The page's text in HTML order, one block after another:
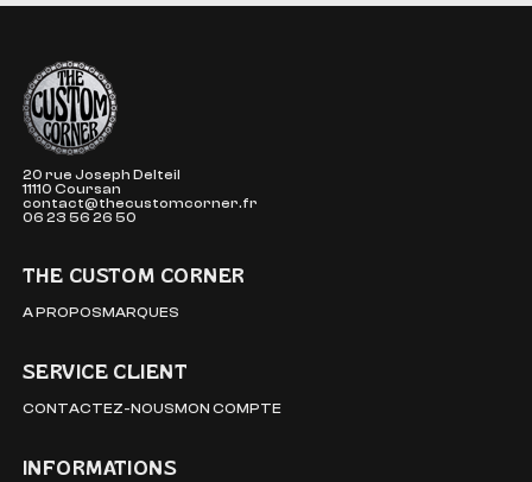
The Custom Corner
20 rue Joseph Delteil
11110 Coursan
contact@thecustomcorner.fr
06 23 56 26 50
THE CUSTOM CORNER
A PROPOSMARQUES
SERVICE CLIENT
CONTACTEZ-NOUSMON COMPTE
INFORMATIONS